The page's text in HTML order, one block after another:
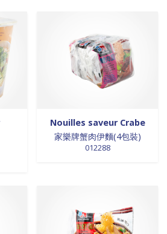
Nouilles saveur Crabe
家樂牌蟹肉伊麵(4包裝)
012288